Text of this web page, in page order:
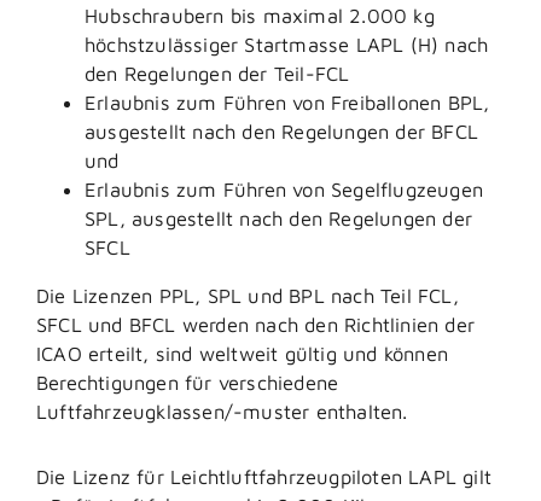
Hubschraubern bis maximal 2.000 kg
höchstzulässiger Startmasse LAPL (H) nach
den Regelungen der Teil-FCL
Erlaubnis zum Führen von Freiballonen BPL,
ausgestellt nach den Regelungen der BFCL
und
Erlaubnis zum Führen von Segelflugzeugen
SPL, ausgestellt nach den Regelungen der
SFCL
Die Lizenzen PPL, SPL und BPL nach Teil FCL,
SFCL und BFCL werden nach den Richtlinien der
ICAO erteilt, sind weltweit gültig und können
Berechtigungen für verschiedene
Luftfahrzeugklassen/-muster enthalten.
Die Lizenz für Leichtluftfahrzeugpiloten LAPL gilt